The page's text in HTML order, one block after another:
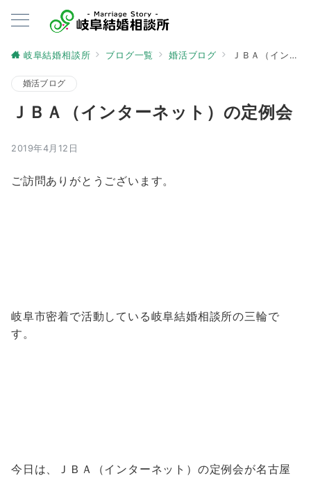
岐阜結婚相談所 ブログ一覧 婚活ブログ ＪＢＡ（インターネット）の定例会
婚活ブログ
ＪＢＡ（インターネット）の定例会
2019年4月12日
ご訪問ありがとうございます。
岐阜市密着で活動している岐阜結婚相談所の三輪で
す。
今日は、ＪＢＡ（インターネット）の定例会が名古屋